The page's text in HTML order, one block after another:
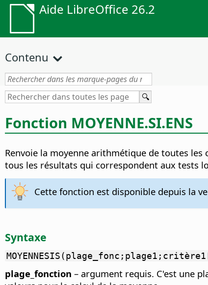
Aide LibreOffice 26.2
Contenu
Fonction MOYENNE.SI.ENS
Renvoie la moyenne arithmétique de toutes les
tous les résultats qui correspondent aux tests
Cette fonction est disponible depuis la
Syntaxe
plage_fonction – argument requis. C'est une